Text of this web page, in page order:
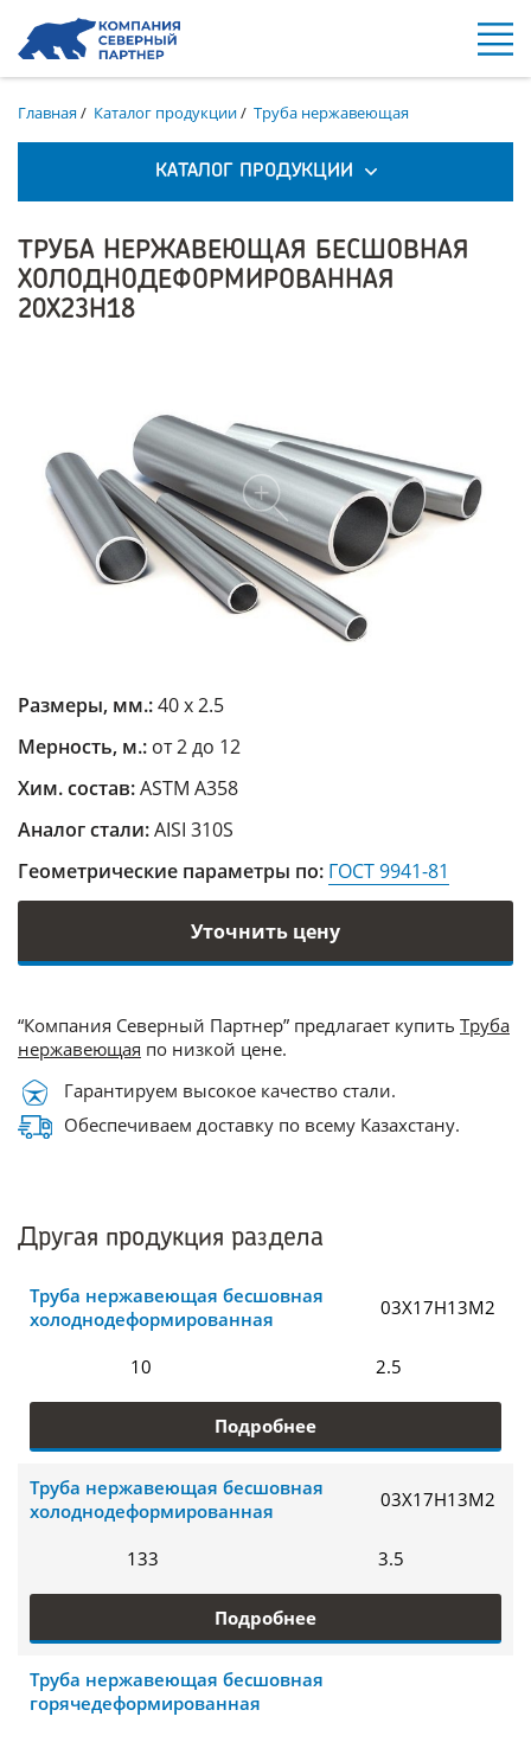
Главная/ Каталог продукции/ Труба нержавеющая
КАТАЛОГ ПРОДУКЦИИ
ТРУБА НЕРЖАВЕЮЩАЯ БЕСШОВНАЯ
ХОЛОДНОДЕФОРМИРОВАННАЯ
20Х23Н18
Размеры, мм.:40 х 2.5
Мерность, м.: от 2 до 12
Хим. состав:ASTM A358
Аналог стали:AISI 310S
Геометрические параметры по: ГОСТ 9941-81
Уточнить цену
“Компания Северный Партнер” предлагает купить Труба
нержавеющая по низкой цене.
Гарантируем высокое качество стали.
Обеспечиваем доставку по всему Казахстану.
Другая продукция раздела
Труба нержавеющая бесшовная
холоднодеформированная
03Х17Н13М2
10 2.5
Подробнее
Труба нержавеющая бесшовная
холоднодеформированная
03Х17Н13М2
133 3.5
Подробнее
Труба нержавеющая бесшовная
горячедеформированная